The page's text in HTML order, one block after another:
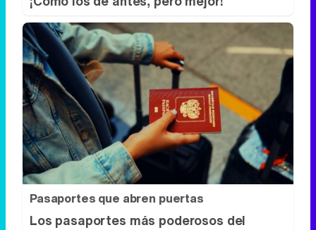
Pasaportes que abren puertas
Los pasaportes más poderosos del
mundo, ¿está el tuyo?